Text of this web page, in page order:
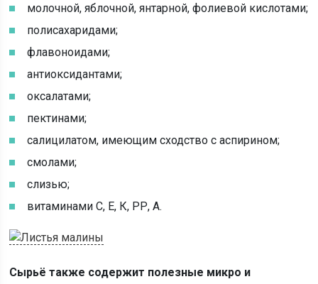
молочной, яблочной, янтарной, фолиевой кислотами;
полисахаридами;
флавоноидами;
антиоксидантами;
оксалатами;
пектинами;
салицилатом, имеющим сходство с аспирином;
смолами;
слизью;
витаминами С, Е, К, РР, А.
Сырьё также содержит полезные микро и